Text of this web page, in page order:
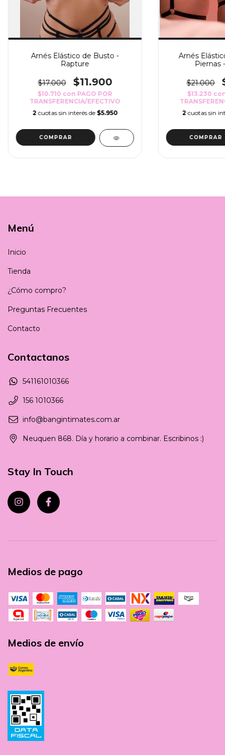
Arnés Elástico de Busto -
Rapture
$17.000 $11.900
$10.710 con PAGO POR
TRANSFERENCIA/EFECTIVO
2 cuotas sin interés de $5.950
COMPRAR
Arnés
Piernas
$21.000
$13.230
2 cuotas sin
COMPRAR
Menú
Inicio
Tienda
¿Cómo compro?
Preguntas Frecuentes
Contacto
Contactanos
541161010366
156 1010366
info@bangintimates.com.ar
Neuquen 868. Día y horario a combinar. Escribinos :)
Stay In Touch
Medios de pago
Medios de envío